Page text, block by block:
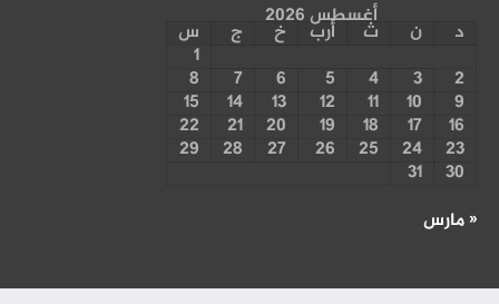
أغسطس 2026
د ن ث أرب خ ج س
1
2
3
4
5
6
7
8
9
10
11
12
13
14
15
16
17
18
19
20
21
22
23
24
25
26
27
28
29
30
31
« مارس